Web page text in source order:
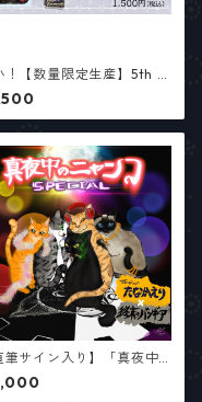
！【数量限定生産】5th A
デザイン「Z.E.R.O
」インテリアドミ
ロック
筆サイン入り】「真夜中
ャンコSPECIAL」ミニア
ムCD